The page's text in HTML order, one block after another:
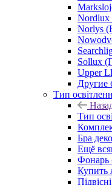
Nordlux
Norlys
Sollux
Upper
Другие
Тип
Тип
Бра
Ещё
Фонарь
Купить